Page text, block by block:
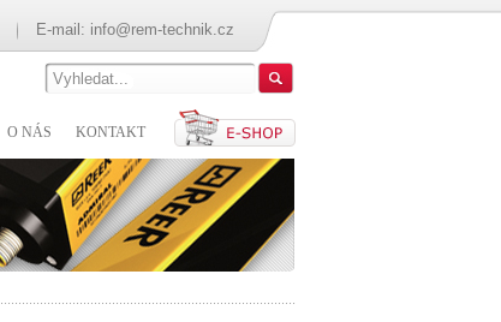
E-mail: info@rem-technik.cz
O NÁS KONTAKT